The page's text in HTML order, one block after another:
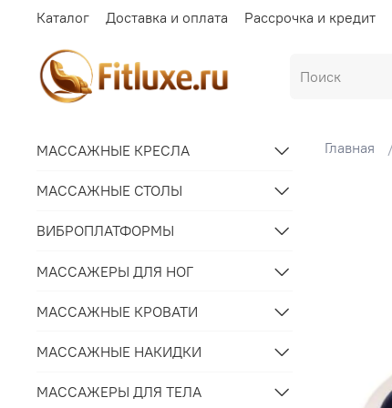
Каталог Доставка и оплата Рассрочка и кредит
Главная
МАССАЖНЫЕ КРЕСЛА
МАССАЖНЫЕ СТОЛЫ
ВИБРОПЛАТФОРМЫ
МАССАЖЕРЫ ДЛЯ НОГ
МАССАЖНЫЕ КРОВАТИ
МАССАЖНЫЕ НАКИДКИ
МАССАЖЕРЫ ДЛЯ ТЕЛА